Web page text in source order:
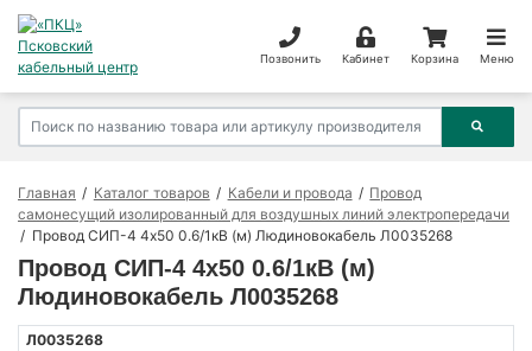
Позвонить Кабинет Корзина Меню
Главная Каталог товаров Кабели и провода
Провод
самонесущий изолированный для воздушных линий электропередачи
Провод СИП-4 4х50 0.6/1кВ (м) Людиновокабель Л0035268
Провод СИП-4 4х50 0.6/1кВ (м)
Людиновокабель Л0035268
Л0035268